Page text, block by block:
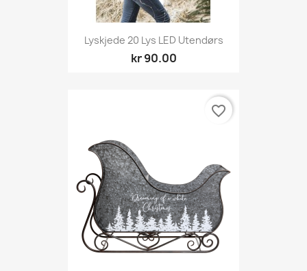
Lyskjede 20 Lys LED Utendørs
kr 90.00
favorite_border